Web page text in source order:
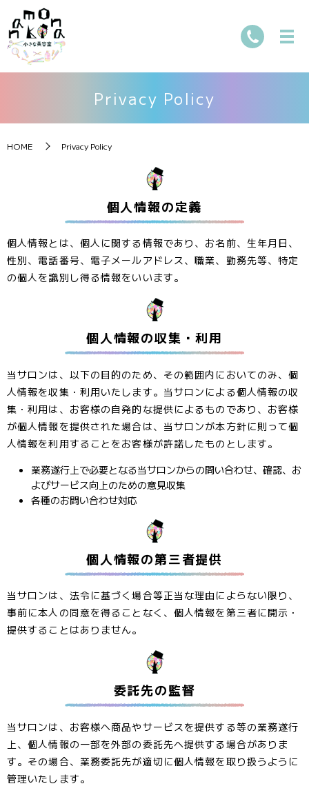
Privacy Policy
HOME Privacy Policy
個人情報の定義
個人情報とは、個人に関する情報であり、お名前、生年月日、
性別、電話番号、電子メールアドレス、職業、勤務先等、特定
の個人を識別し得る情報をいいます。
個人情報の収集・利用
当サロンは、以下の目的のため、その範囲内においてのみ、個
人情報を収集・利用いたします。当サロンによる個人情報の収
集・利用は、お客様の自発的な提供によるものであり、お客様
が個人情報を提供された場合は、当サロンが本方針に則って個
人情報を利用することをお客様が許諾したものとします。
業務遂行上で必要となる当サロンからの問い合わせ、確認、お
よびサービス向上のための意見収集
各種のお問い合わせ対応
個人情報の第三者提供
当サロンは、法令に基づく場合等正当な理由によらない限り、
事前に本人の同意を得ることなく、個人情報を第三者に開示・
提供することはありません。
委託先の監督
当サロンは、お客様へ商品やサービスを提供する等の業務遂行
上、個人情報の一部を外部の委託先へ提供する場合がありま
す。その場合、業務委託先が適切に個人情報を取り扱うように
管理いたします。